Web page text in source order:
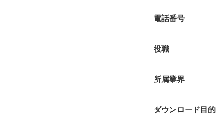
電話番号
役職
所属業界
ダウンロード目的